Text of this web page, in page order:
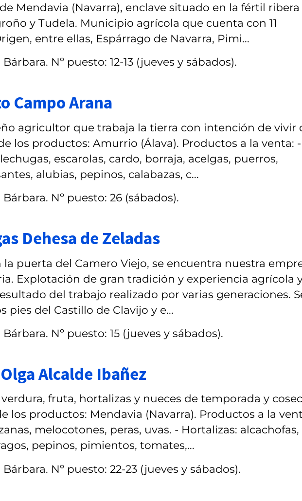
Mendavia (Navarra), enclave situado en la fértil ribera
y Tudela. Municipio agrícola que cuenta con 11
entre ellas, Espárrago de Navarra, Pimi...
Nº puesto: 12-13 (jueves y sábados).
Campo Arana
agricultor que trabaja la tierra con intención de vivir
los productos: Amurrio (Álava). Productos a la venta: -
escarolas, cardo, borraja, acelgas, puerros,
alubias, pepinos, calabazas, c...
Nº puesto: 26 (sábados).
Dehesa de Zeladas
la puerta del Camero Viejo, se encuentra nuestra
Explotación de gran tradición y experiencia agrícola
del trabajo realizado por varias generaciones.
pies del Castillo de Clavijo y e...
Nº puesto: 15 (jueves y sábados).
Alcalde Ibañez
fruta, hortalizas y nueces de temporada y
los productos: Mendavia (Navarra). Productos a la
melocotones, peras, uvas. - Hortalizas: alcachofas,
pepinos, pimientos, tomates,...
Nº puesto: 22-23 (jueves y sábados).